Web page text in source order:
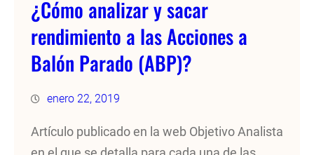
¿Cómo analizar y sacar
rendimiento a las Acciones a
Balón Parado (ABP)?
enero 22, 2019
Artículo publicado en la web Objetivo Analista